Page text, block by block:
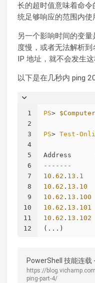
长的超时值意味着命
统足够响应的范围内使
另一个影响时间的变
度慢，或者无法解析
IP 地址，就不会发生这
以下是在几秒内 ping
1
2
3
4
5
6
7
8
9
10
11
12
PS>
PS> Test-
Address
-------
10.62 . 13.1
10.62 . 13.10
10.62 . 13.100
10.62 . 13.101
10.62 . 13.102
(...)
PowerShell 技能连载
https://
ping-part-4/